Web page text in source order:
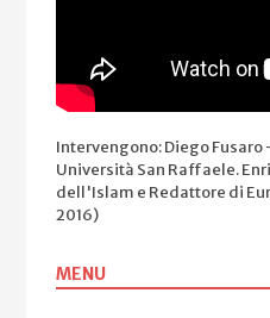
Intervengono: Diego Fusaro
Università San Raffaele.
dell'Islam e Redattore di
2016)
MENU